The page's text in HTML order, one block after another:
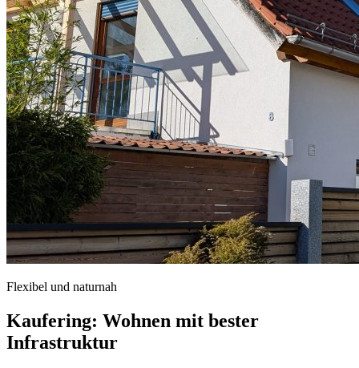
Flexibel und naturnah
Kaufering: Wohnen mit bester
Infrastruktur